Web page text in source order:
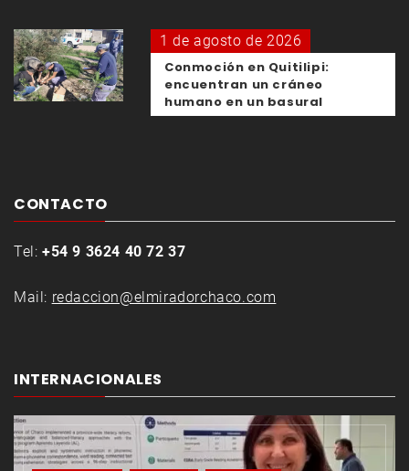
1 de agosto de 2026
Conmoción en Quitilipi:
encuentran un cráneo
humano en un basural
CONTACTO
Tel: +54 9 3624 40 72 37
Mail: redaccion@elmiradorchaco.com
INTERNACIONALES